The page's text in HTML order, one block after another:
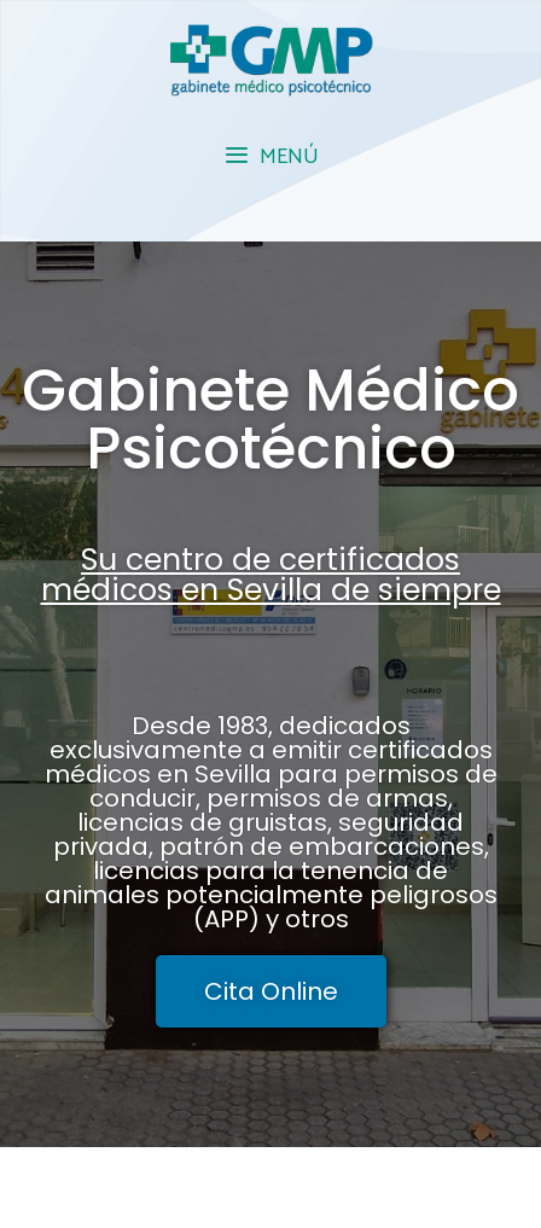
MENÚ
Gabinete Médico
Psicotécnico
Su centro de certificados
médicos en Sevilla de siempre
Desde 1983, dedicados
exclusivamente a emitir certificados
médicos en Sevilla para permisos de
conducir, permisos de armas,
licencias de gruistas, seguridad
privada, patrón de embarcaciones,
licencias para la tenencia de
animales potencialmente peligrosos
(APP) y otros
Cita Online